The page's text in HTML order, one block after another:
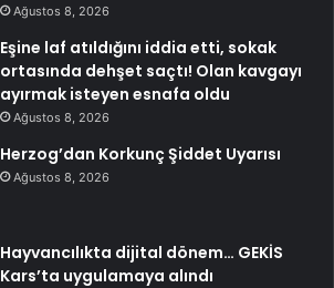
Ağustos 8, 2026
Eşine laf atıldığını iddia etti, sokak
ortasında dehşet saçtı! Olan kavgayı
ayırmak isteyen esnafa oldu
Ağustos 8, 2026
Herzog’dan Korkunç Şiddet Uyarısı
Ağustos 8, 2026
Hayvancılıkta dijital dönem… GEKİS
Kars’ta uygulamaya alındı